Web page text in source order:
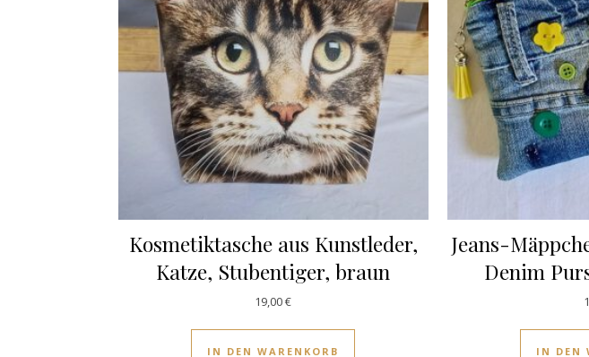
Kosmetiktasche aus Kunstleder,
Katze, Stubentiger, braun
19,00€
IN DEN WARENKORB
Jeans-
Denim
IN DEN